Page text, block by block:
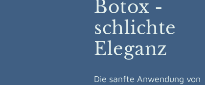
Botox -
schlichte
Eleganz
Die sanfte Anwendung von